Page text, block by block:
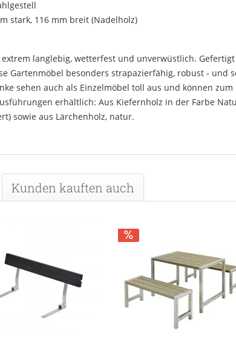
stark, 116 mm breit (Nadelholz)
extrem langlebig, wetterfest und unverwüstlich.
Gartenmöbel besonders strapazierfähig, robust -
sehen auch als Einzelmöbel toll aus und können
erhältlich: Aus Kiefernholz in der Farbe
sowie aus Lärchenholz, natur.
Kunden kauften auch